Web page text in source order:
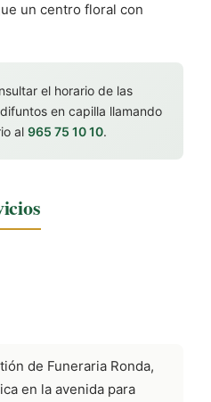
un centro floral con
el horario de las
en capilla llamando
al 965 75 10 10.
de Funeraria Ronda,
en la avenida para